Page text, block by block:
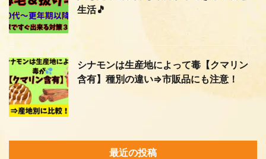
生活🎵
シナモンは生産地によって毒【クマリン
含有】種別の違い⇒市販品にも注意！
最近の投稿